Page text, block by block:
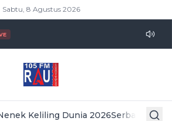
Sabtu, 8 Agustus 2026
Keliling Dunia 2026Serba Serbi